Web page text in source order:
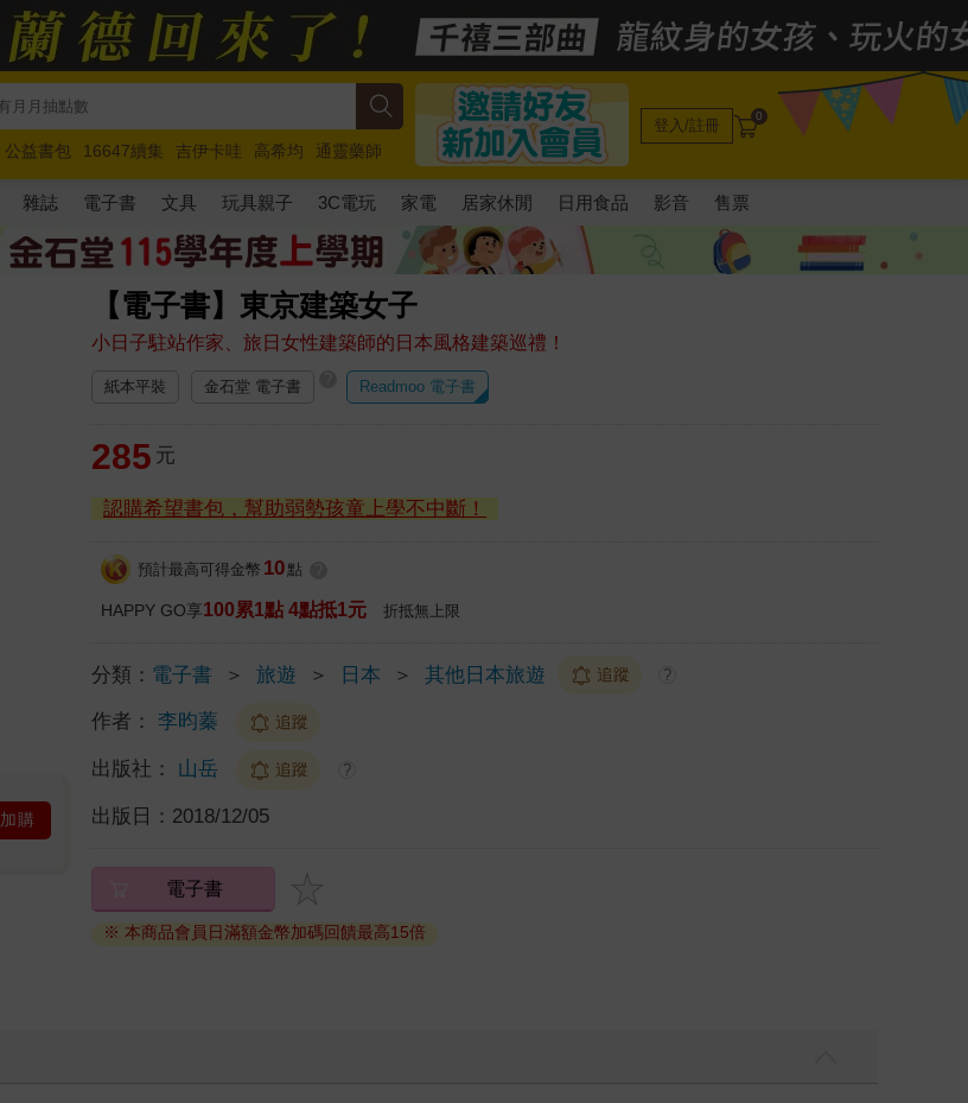
公益書包 16647續集 吉伊卡哇 高希均
通靈藥師
馬斯克 玩具總動員5 超慢跑
登入/註冊 0
雜誌 電子書 文具 玩具親子 3C電玩 家電 居家休閒 日用食品 影音 售票
【電子書】東京建築女子
小日子駐站作家、旅日女性建築師的日本風格建築巡禮！
加購
紙本平裝 金石堂 電子書 Readmoo 電子書
285 元
認購希望書包，幫助弱勢孩童上學不中斷！
預計最高可得金幣 10 點
HAPPY GO享100累1點 4點抵1元 折抵無上限
分類： 電子書 ＞ 旅遊 ＞ 日本 ＞ 其他日本旅遊 追蹤 ?
作者： 李昀蓁 追蹤
出版社： 山岳 追蹤 ?
出版日： 2018/12/05
電子書
※ 本商品會員日滿額金幣加碼回饋最高15倍